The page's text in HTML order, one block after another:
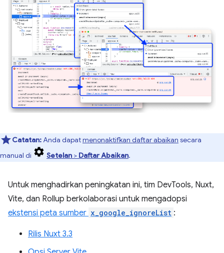
Catatan:Anda dapatmenonaktifkan daftar abaikan secara
manual di
Setelan > Daftar Abaikan.
Untuk menghadirkan peningkatan ini, tim DevTools, Nuxt,
Vite, dan Rollup berkolaborasi untuk mengadopsi
ekstensi peta sumber x_google_ignoreList :
Rilis Nuxt 3.3